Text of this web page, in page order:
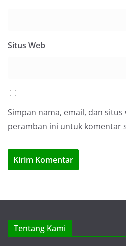
Situs Web
Simpan nama, email, dan situs
peramban ini untuk komentar
Tentang Kami